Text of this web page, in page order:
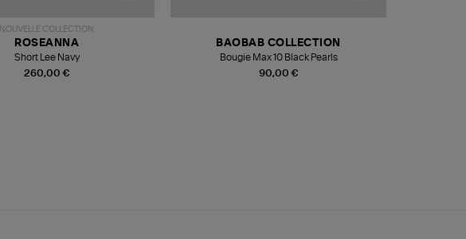
NOUVELLE COLLECTION
260,00 €
ROSEANNA
Short Lee Navy
90,00 €
BAOBAB COLLECTION
Bougie Max 10 Black Pearls